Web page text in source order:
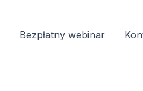
Bezpłatny webinar